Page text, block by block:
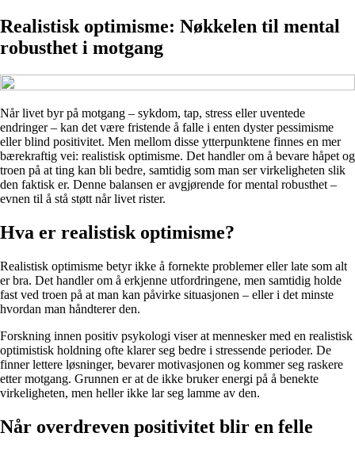
Realistisk optimisme: Nøkkelen til mental
robusthet i motgang
Når livet byr på motgang – sykdom, tap, stress eller uventede
endringer – kan det være fristende å falle i enten dyster pessimisme
eller blind positivitet. Men mellom disse ytterpunktene finnes en mer
bærekraftig vei: realistisk optimisme. Det handler om å bevare håpet og
troen på at ting kan bli bedre, samtidig som man ser virkeligheten slik
den faktisk er. Denne balansen er avgjørende for mental robusthet –
evnen til å stå støtt når livet rister.
Hva er realistisk optimisme?
Realistisk optimisme betyr ikke å fornekte problemer eller late som alt
er bra. Det handler om å erkjenne utfordringene, men samtidig holde
fast ved troen på at man kan påvirke situasjonen – eller i det minste
hvordan man håndterer den.
Forskning innen positiv psykologi viser at mennesker med en realistisk
optimistisk holdning ofte klarer seg bedre i stressende perioder. De
finner lettere løsninger, bevarer motivasjonen og kommer seg raskere
etter motgang. Grunnen er at de ikke bruker energi på å benekte
virkeligheten, men heller ikke lar seg lamme av den.
Når overdreven positivitet blir en felle